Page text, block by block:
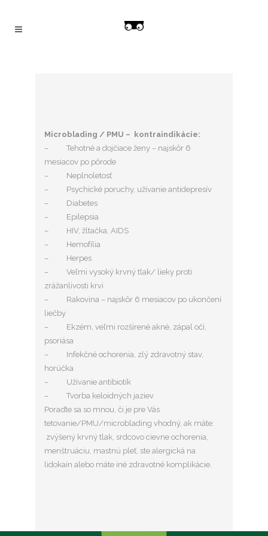
Microblading / PMU – kontraindikácie:
–
Tehotné a dojčiace ženy – najskôr 6
mesiacov po pôrode
–
Neplnoletosť
–
Psychické poruchy, užívanie antidepresív
–
Diabetes
–
Epilepsia
–
HIV, žltačka, AIDS
–
Hemofília
–
Herpes
–
Veľmi vysoký krvný tlak/ lieky proti
zrážanlivosti krvi
–
Rakovina – najskôr 6 mesiacov po ukončení
liečby
–
Ekzém, veľmi rozšírené akné, zápal očí,
psoriása
–
Infekčné ochorenia, zlý zdravotný stav,
horúčka
–
Užívanie antibiotík
–
Tvorba keloidných jaziev
Poraďte sa so mnou, či je pre Vás
tetovanie/PMU/microblading vhodný, ak máte:
zvýšený krvný tlak, srdcovo cievne ochorenia,
menštruáciu, mastnú pleť, ste alergická na
lidokaín alebo máte iné zdravotné komplikácie.